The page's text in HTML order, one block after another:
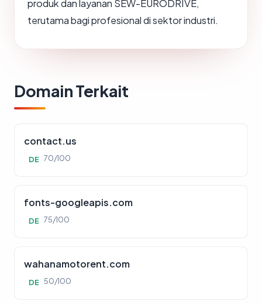
produk dan layanan SEW-EURODRIVE,
terutama bagi profesional di sektor industri.
Domain Terkait
contact.us
DE 70/100
fonts-googleapis.com
DE 75/100
wahanamotorent.com
DE 50/100